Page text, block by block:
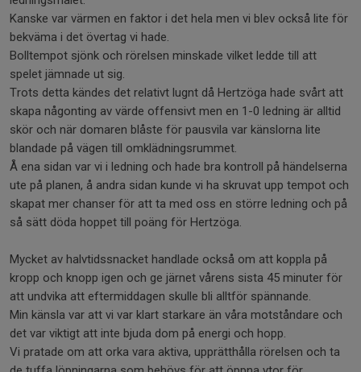
Kanske var värmen en faktor i det hela men vi blev också lite för
bekväma i det övertag vi hade.
Bolltempot sjönk och rörelsen minskade vilket ledde till att
spelet jämnade ut sig.
Trots detta kändes det relativt lugnt då Hertzöga hade svårt att
skapa någonting av värde offensivt men en 1-0 ledning är alltid
skör och när domaren blåste för pausvila var känslorna lite
blandade på vägen till omklädningsrummet.
Å ena sidan var vi i ledning och hade bra kontroll på händelserna
ute på planen, å andra sidan kunde vi ha skruvat upp tempot och
skapat mer chanser för att ta med oss en större ledning och på
så sätt döda hoppet till poäng för Hertzöga.
Mycket av halvtidssnacket handlade också om att koppla på
kropp och knopp igen och ge järnet vårens sista 45 minuter för
att undvika att eftermiddagen skulle bli alltför spännande.
Min känsla var att vi var klart starkare än våra motståndare och
det var viktigt att inte bjuda dom på energi och hopp.
Vi pratade om att orka vara aktiva, upprätthålla rörelsen och ta